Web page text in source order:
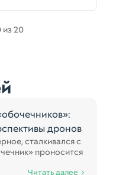
81530134
из 20
дронов
сталкивался с
проносится
Читать далее